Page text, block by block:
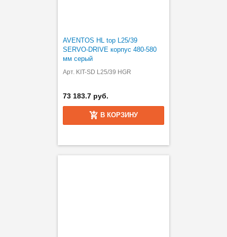
AVENTOS HL top L25/39
SERVO-DRIVE корпус 480-580
мм серый
Арт. KIT-SD L25/39 HGR
73 183.7 руб.
В КОРЗИНУ